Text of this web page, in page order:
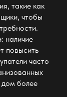
, такие как
чтобы
наличие
повысить
часто
более